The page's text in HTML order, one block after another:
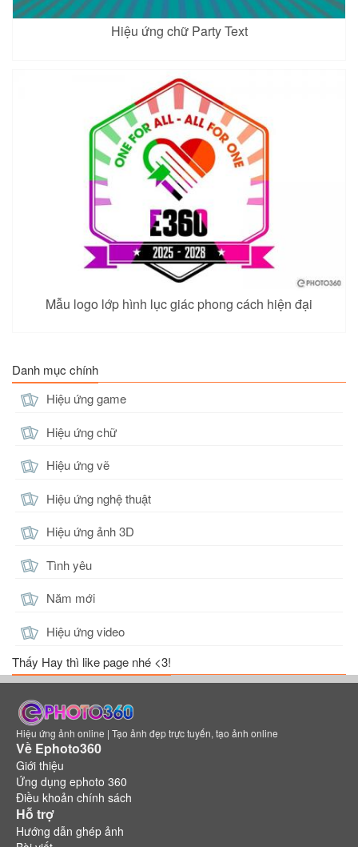
Hiệu ứng chữ Party Text
Mẫu logo lớp hình lục giác phong cách hiện đại
Danh mục chính
Hiệu ứng game
Hiệu ứng chữ
Hiệu ứng vẽ
Hiệu ứng nghệ thuật
Hiệu ứng ảnh 3D
Tình yêu
Năm mới
Hiệu ứng video
Thấy Hay thì like page nhé <3!
Hiệu ứng ảnh online | Tạo ảnh đẹp trực tuyến, tạo ảnh online
Về Ephoto360
Giới thiệu
Ứng dụng ephoto 360
Điều khoản chính sách
Hỗ trợ
Hướng dẫn ghép ảnh